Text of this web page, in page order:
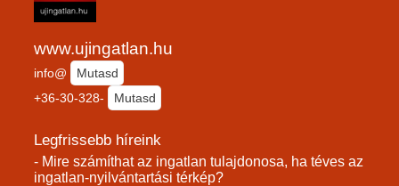
www.ujingatlan.hu
info@
Mutasd
+36-30-328-
Mutasd
Legfrissebb híreink
- Mire számíthat az ingatlan tulajdonosa, ha téves az
ingatlan-nyilvántartási térkép?